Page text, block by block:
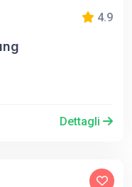
4.9
Dettagli